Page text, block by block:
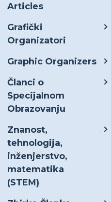
Articles
Grafički
Organizatori
Graphic Organizers
Članci o
Specijalnom
Obrazovanju
Znanost,
tehnologija,
inženjerstvo,
matematika
(STEM)